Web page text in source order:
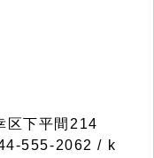
下平間214
555-2062 / k